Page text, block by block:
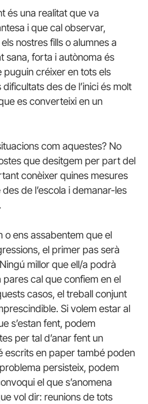
és una realitat que va
i que cal observar,
nostres fills o alumnes a
sana, forta i autònoma és
créixer en tots els
des de l’inici és molt
es converteixi en un
com aquestes? No
que desitgem per part del
conèixer quines mesures
de l’escola i demanar-les
o ens assabentem que el
el primer pas serà
millor que ell/a podrà
cal que confiem en el
casos, el treball conjunt
Si volem estar al
s’estan fent, podem
per tal d’anar fent un
escrits en paper també poden
persisteix, podem
el que s’anomena
vol dir: reunions de tots